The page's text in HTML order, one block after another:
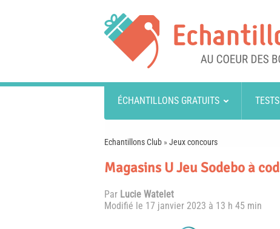
ÉCHANTILLONS GRATUITS
Echantillons Club »Jeux concours
Magasins U Jeu Sodebo à
Par Lucie Watelet
Modifié le 17 janvier 2023 à 13 h 45 min